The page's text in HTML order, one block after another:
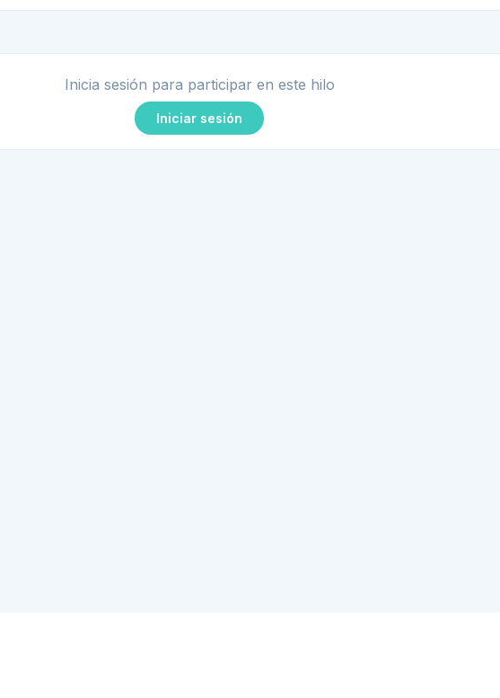
Inicia sesión para participar en este hilo
Iniciar sesión